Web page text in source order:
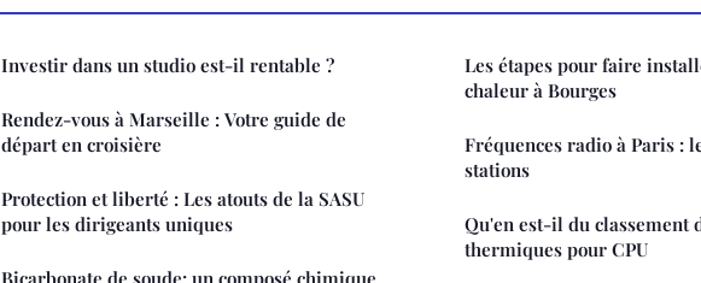
Investir dans un studio est-il rentable ?
Rendez-vous à Marseille : Votre guide de
départ en croisière
Protection et liberté : Les atouts de la SASU
pour les dirigeants uniques
Bicarbonate de soude: un composé chimique
Les étapes pour faire
chaleur à Bourges
Fréquences radio à Paris :
stations
Qu'en est-il du classement
thermiques pour CPU